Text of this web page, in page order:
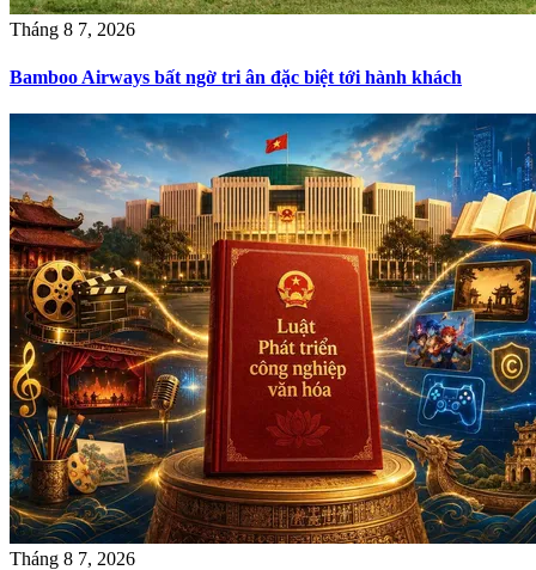
Tháng 8 7, 2026
Bamboo Airways bất ngờ tri ân đặc biệt tới hành khách
Tháng 8 7, 2026